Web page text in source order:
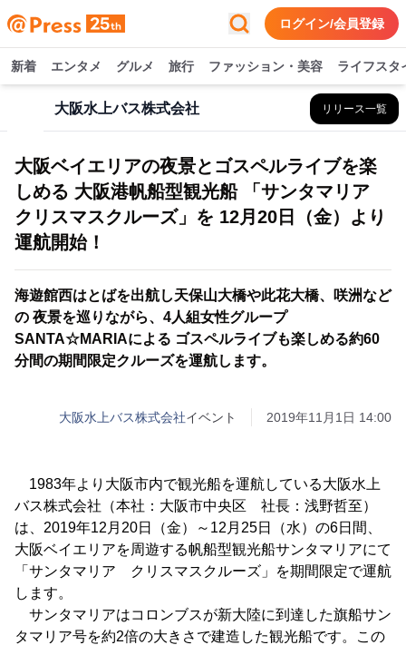
ログイン/会員登録
新着 エンタメ グルメ 旅行 ファッション・美容 ライフスタ
大阪水上バス株式会社 リリース一覧
大阪ベイエリアの夜景とゴスペルライブを楽
しめる 大阪港帆船型観光船 「サンタマリア
クリスマスクルーズ」を 12月20日（金）より
運航開始！
海遊館西はとばを出航し天保山大橋や此花大橋、咲洲など
の 夜景を巡りながら、4人組女性グループ
SANTA☆MARIAによる ゴスペルライブも楽しめる約60
分間の期間限定クルーズを運航します。
大阪水上バス株式会社イベント 2019年11月1日 14:00
1983年より大阪市内で観光船を運航している大阪水上
バス株式会社（本社：大阪市中央区 社長：浅野哲至）
は、2019年12月20日（金）～12月25日（水）の6日間、
大阪ベイエリアを周遊する帆船型観光船サンタマリアにて
「サンタマリア クリスマスクルーズ」を期間限定で運航
します。
サンタマリアはコロンブスが新大陸に到達した旗船サン
タマリア号を約2倍の大きさで建造した観光船です。この